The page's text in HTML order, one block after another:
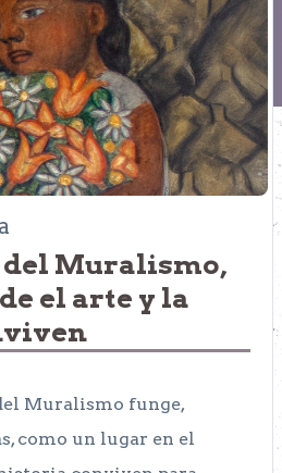
del Muralismo,
el arte y la
Muralismo funge,
como un lugar en el